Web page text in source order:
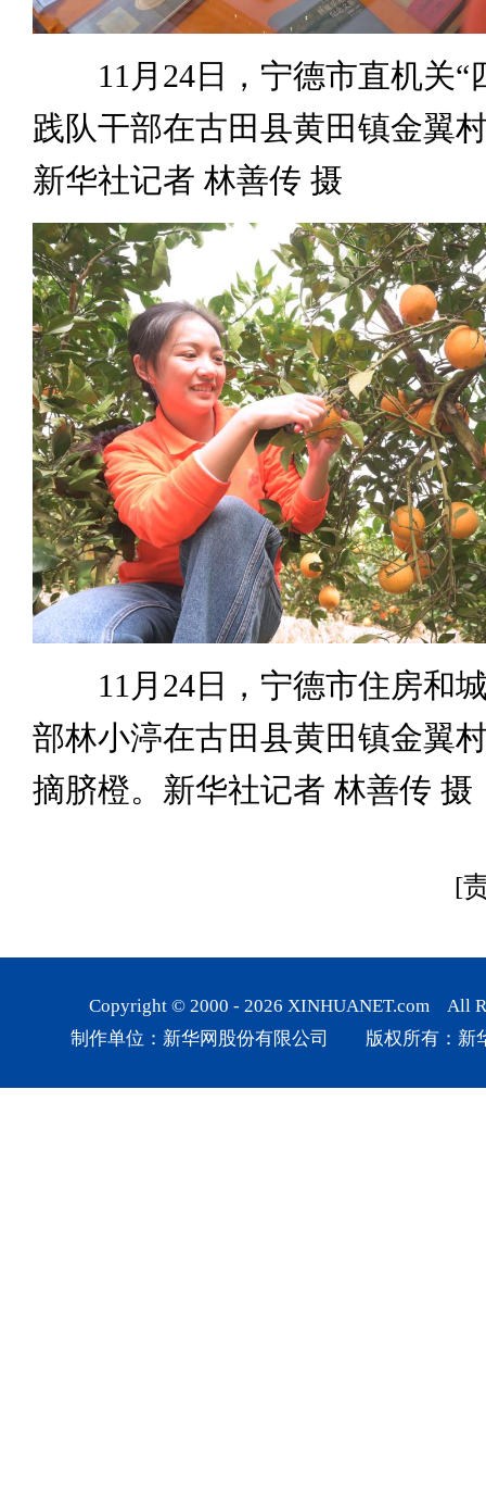
11月24日，宁德市直机关“
践队干部在古田县黄田镇金翼
新华社记者 林善传 摄
11月24日，宁德市住房和
部林小渟在古田县黄田镇金翼
摘脐橙。新华社记者 林善传 摄
[
Copyright © 2000 - 2026 XINHUANET.com All
制作单位：新华网股份有限公司 版权所有：新